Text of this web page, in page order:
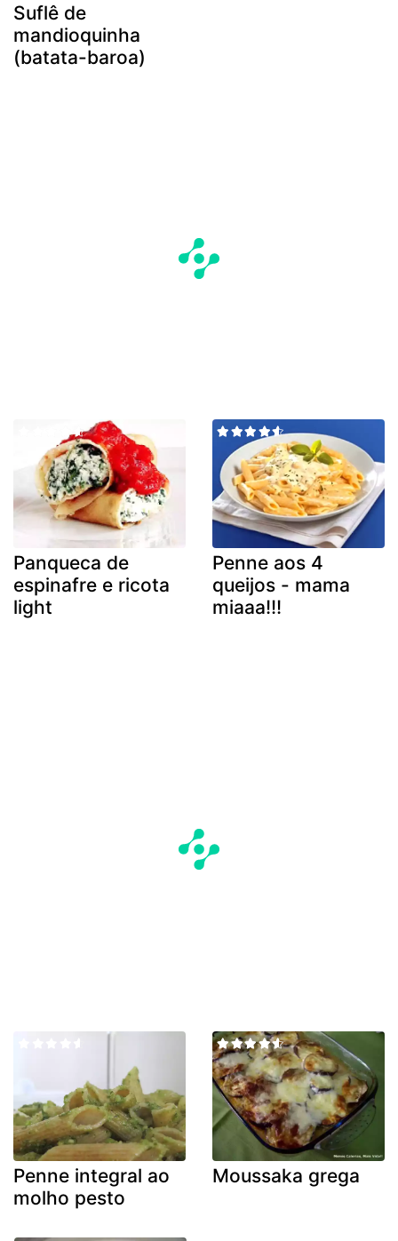
Suflê de
mandioquinha
(batata-baroa)
Panqueca de
espinafre e ricota
light
Penne aos 4
queijos - mama
miaaa!!!
Penne integral ao
molho pesto
Moussaka grega